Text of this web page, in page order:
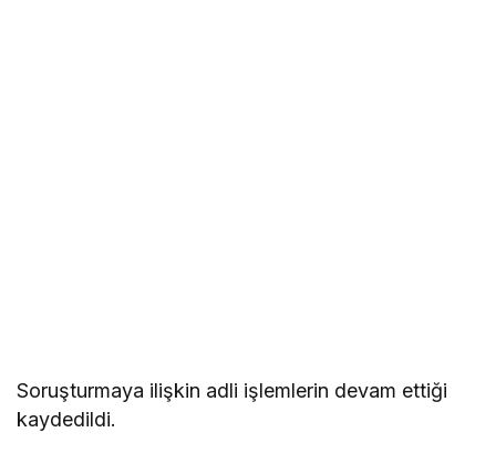
Soruşturmaya ilişkin adli işlemlerin devam ettiği
kaydedildi.